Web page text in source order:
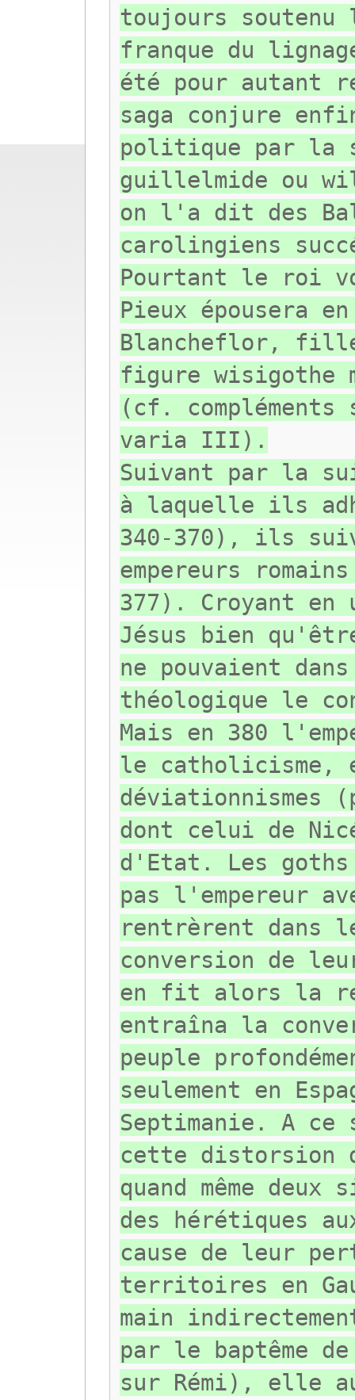
toujours soutenu
franque du
été pour autant
saga conjure
politique par la
guillelmide ou
on l'a dit des
carolingiens
Pourtant le roi
Pieux épousera
Blancheflor, fille
figure wisigothe
(cf. compléments
varia III).
Suivant par la
à laquelle ils
340-370), ils
empereurs
377). Croyant
Jésus bien
ne pouvaient
théologique le
Mais en 380
le catholicisme,
déviationnismes
dont celui de
d'Etat. Les
pas l'empereur
rentrèrent dans
conversion de
en fit alors la
entraîna la
peuple
seulement en
Septimanie. A
cette distorsion
quand même
des hérétiques
cause de leur
territoires en
main
par le baptême
sur Rémi), elle